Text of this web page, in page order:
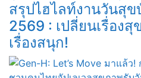
สรุปไฮไลท์งานวันสุ
2569 : เปลี่ยนเรื่อง
เรื่องสนุก!